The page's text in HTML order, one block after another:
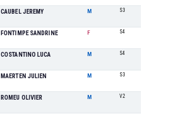
CAUBEL JEREMY M S3
FONTIMPE SANDRINE F S4
COSTANTINO LUCA M S4
MAERTEN JULIEN M S3
ROMEU OLIVIER M V2